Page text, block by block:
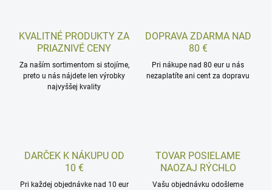
KVALITNÉ PRODUKTY ZA
PRIAZNIVÉ CENY
Za naším sortimentom si stojíme,
preto u nás nájdete len výrobky
najvyššej kvality
DOPRAVA ZDARMA NAD
80 €
Pri nákupe nad 80 eur u nás
nezaplatíte ani cent za dopravu
DARČEK K NÁKUPU OD
10 €
Pri každej objednávke nad 10 eur
TOVAR POSIELAME
NAOZAJ RÝCHLO
Vašu objednávku odošleme